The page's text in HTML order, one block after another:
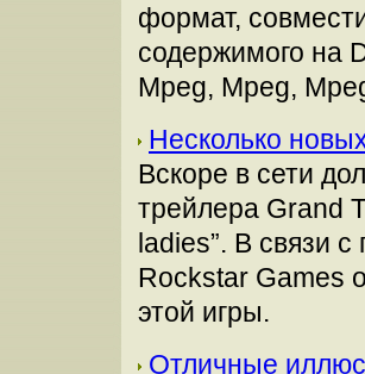
формат,
содержимого на
Mpeg, Mpeg,
Несколько
Вскоре в сети
трейлера Grand
ladies”. В связи
Rockstar Games
этой игры.
Отличные